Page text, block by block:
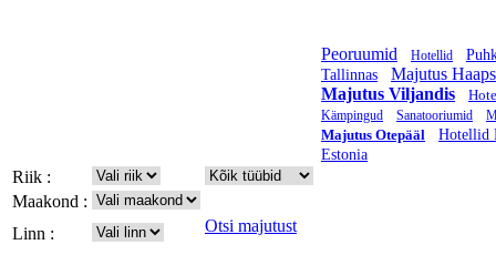
Peoruumid Hotellid
Tallinnas
Majutus
Majutus Viljandis
Kämpingud Sanatooriumid
Majutus Otepääl
Hotellid
Estonia
Riik :
Maakond :
Linn :
Otsi majutust